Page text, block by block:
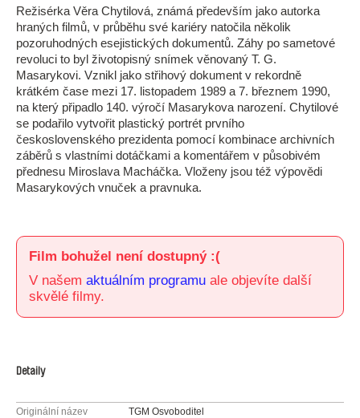
Režisérka Věra Chytilová, známá především jako autorka
hraných filmů, v průběhu své kariéry natočila několik
pozoruhodných esejistických dokumentů. Záhy po sametové
revoluci to byl životopisný snímek věnovaný T. G.
Masarykovi. Vznikl jako střihový dokument v rekordně
krátkém čase mezi 17. listopadem 1989 a 7. březnem 1990,
na který připadlo 140. výročí Masarykova narození. Chytilové
se podařilo vytvořit plastický portrét prvního
československého prezidenta pomocí kombinace archivních
záběrů s vlastními dotáčkami a komentářem v působivém
přednesu Miroslava Macháčka. Vloženy jsou též výpovědi
Masarykových vnuček a pravnuka.
Film bohužel není dostupný :(
V našem aktuálním programu ale objevíte další
skvělé filmy.
Detaily
Originální název
TGM Osvoboditel